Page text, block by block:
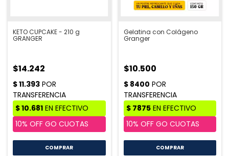
KETO CUPCAKE - 210 g
GRANGER
$14.242
COMPRAR
Gelatina con Colágeno
Granger
$10.500
COMPRAR